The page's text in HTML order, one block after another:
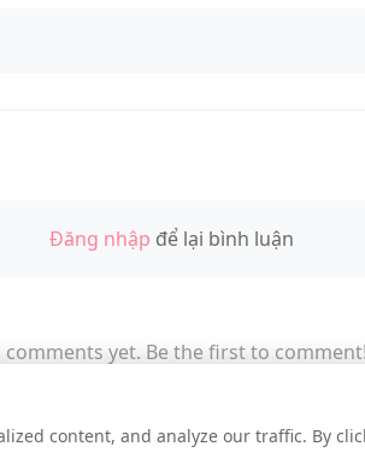
Đăng nhập để lại bình luận
comments yet. Be the first to comment!
content, and analyze our traffic. By